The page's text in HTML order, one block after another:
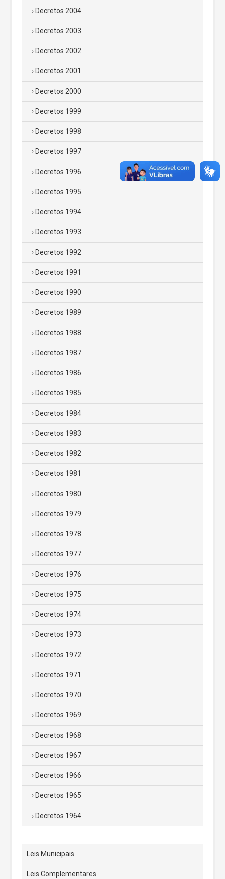
Decretos 2004
Decretos 2003
Decretos 2002
Decretos 2001
Decretos 2000
Decretos 1999
Decretos 1998
Decretos 1997
Decretos 1996
Decretos 1995
Decretos 1994
Decretos 1993
Decretos 1992
Decretos 1991
Decretos 1990
Decretos 1989
Decretos 1988
Decretos 1987
Decretos 1986
Decretos 1985
Decretos 1984
Decretos 1983
Decretos 1982
Decretos 1981
Decretos 1980
Decretos 1979
Decretos 1978
Decretos 1977
Decretos 1976
Decretos 1975
Decretos 1974
Decretos 1973
Decretos 1972
Decretos 1971
Decretos 1970
Decretos 1969
Decretos 1968
Decretos 1967
Decretos 1966
Decretos 1965
Decretos 1964
Leis Municipais
Leis Complementares